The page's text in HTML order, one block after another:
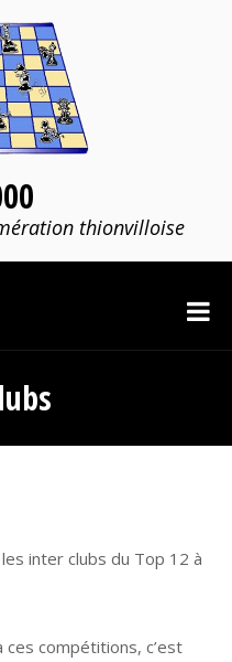
thionvilloise
inter clubs du Top 12 à
compétitions, c’est